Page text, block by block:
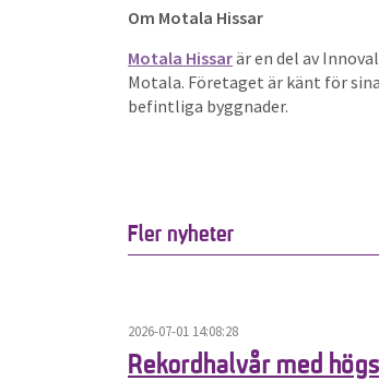
Om Motala Hissar
Motala Hissarär en del av
Motala. Företaget är känt för
befintliga byggnader.
Fler nyheter
2026-07-01 14:08:28
Rekordhalvår med